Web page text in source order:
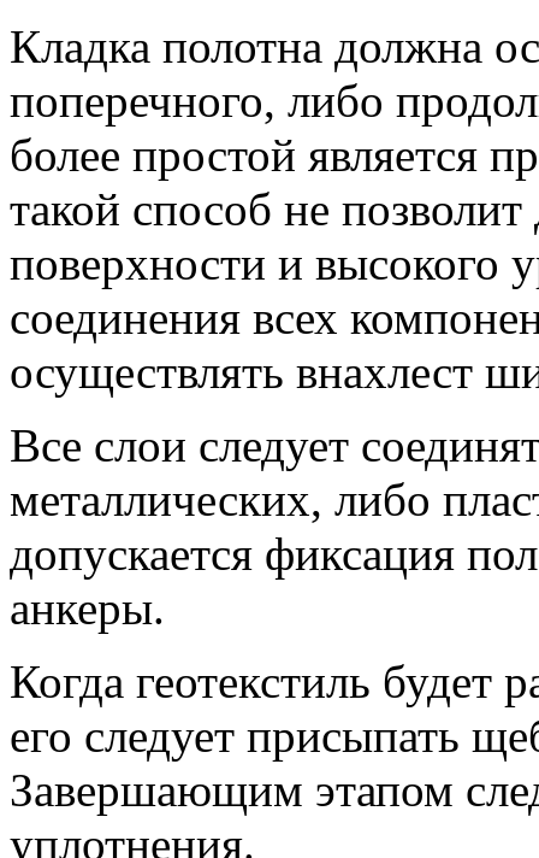
Кладка полотна должна
поперечного, либо
более простой является
такой способ не
поверхности и высокого
соединения всех
осуществлять внахлест
Все слои следует
металлических, либо
допускается фиксация
анкеры.
Когда геотекстиль будет
его следует присыпать
Завершающим этапом
уплотнения.